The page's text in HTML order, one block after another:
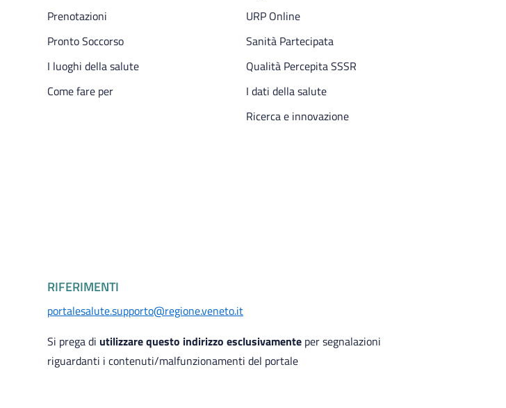
Prenotazioni
Pronto Soccorso
I luoghi della salute
Come fare per
URP Online
Sanità Partecipata
Qualità Percepita SSSR
I dati della salute
Ricerca e innovazione
RIFERIMENTI
portalesalute.supporto@regione.veneto.it
Si prega di utilizzare questo indirizzo esclusivamente per segnalazioni
riguardanti i contenuti/malfunzionamenti del portale